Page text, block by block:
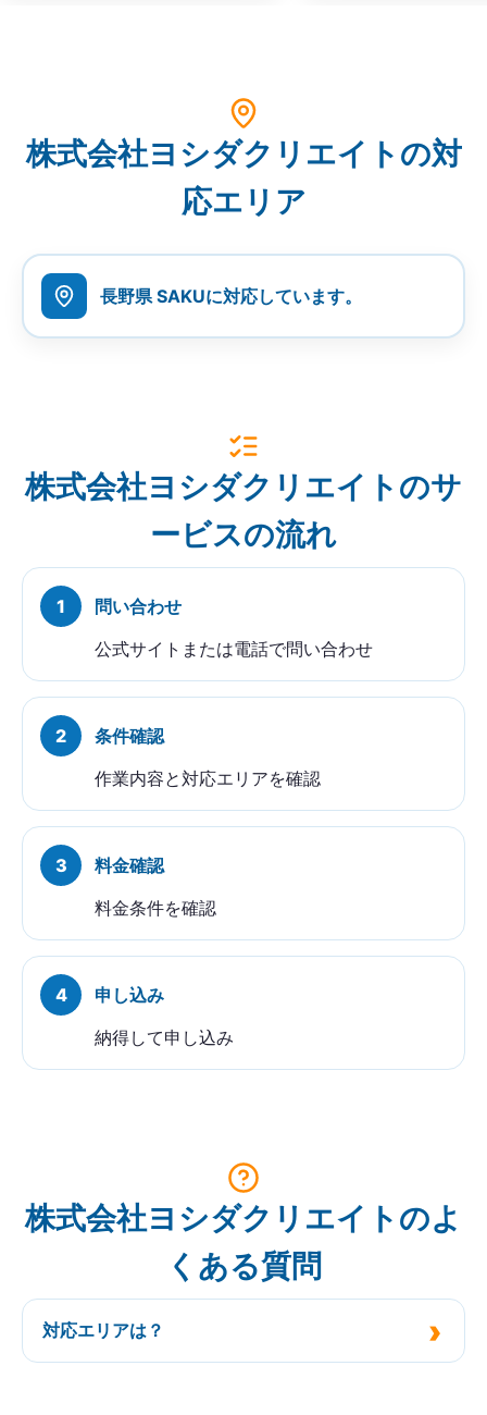
株式会社ヨシダクリエイトの対
応エリア
長野県 SAKUに対応しています。
株式会社ヨシダクリエイトのサ
ービスの流れ
問い合わせ
公式サイトまたは電話で問い合わせ
条件確認
作業内容と対応エリアを確認
料金確認
料金条件を確認
申し込み
納得して申し込み
株式会社ヨシダクリエイトのよ
くある質問
対応エリアは？